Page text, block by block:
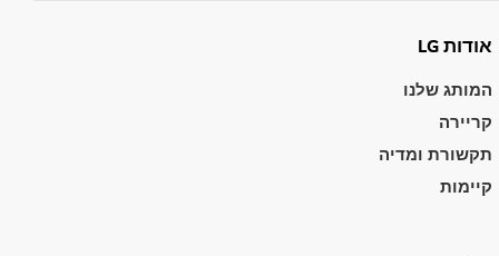
אודות LG
המותג שלנו
קריירה
תקשורת ומדיה
קיימות